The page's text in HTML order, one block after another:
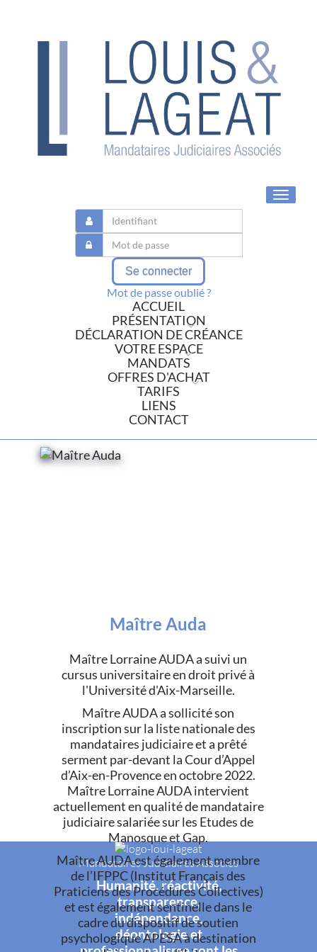
Toggle
Se connecter
Mot de passe oublié ?
ACCUEIL
PRÉSENTATION
DÉCLARATION DE CRÉANCE
VOTRE ESPACE
MANDATS
OFFRES D'ACHAT
TARIFS
LIENS
CONTACT
Maître Auda
Maître Lorraine AUDA a suivi un
cursus universitaire en droit privé à
l'Université d'Aix-Marseille.
Maître AUDA a sollicité son
inscription sur la liste nationale des
mandataires judiciaire et a prêté
serment par-devant la Cour d’Appel
d’Aix-en-Provence en octobre 2022.
Maître Lorraine AUDA intervient
actuellement en qualité de mandataire
judiciaire salariée sur les Etudes de
Manosque et Gap.
Maître AUDA est également membre
de l’IFPPC (Institut Français des
Praticiens des Procédures Collectives)
et est également sentinelle dans le
cadre du dispositif de soutien
psychologique APESA à destination
Mandataires Judiciaires Associés
Humanité, réactivité,
transparence,
indépendance,
déontologie et